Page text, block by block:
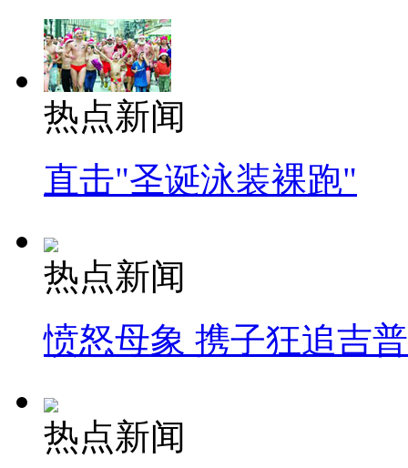
热点新闻
直击"圣诞泳装裸跑"
热点新闻
愤怒母象 携子狂追吉
热点新闻